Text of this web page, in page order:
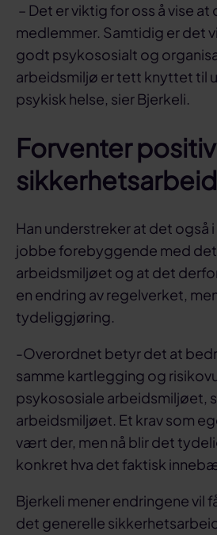
– Det er viktig for oss å vise
medlemmer. Samtidig er det
godt psykososialt og
arbeidsmiljø er tett knyttet til
psykisk helse, sier Bjerkeli.
Forventer
Han understreker at det også i
jobbe forebyggende med
arbeidsmiljøet og at det
en endring av regelverket,
tydeliggjøring.
-Overordnet betyr det at
samme kartlegging og
psykososiale arbeidsmiljøet,
arbeidsmiljøet. Et krav som
vært der, men nå blir det
konkret hva det faktisk
Bjerkeli mener endringene vil
det generelle